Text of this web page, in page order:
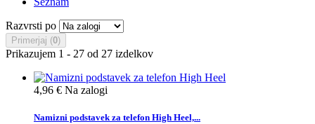
Razvrsti po
Primerjaj (0)
Prikazujem 1 - 27 od 27 izdelkov
4,96 € Na zalogi
Namizni podstavek za telefon High Heel,...